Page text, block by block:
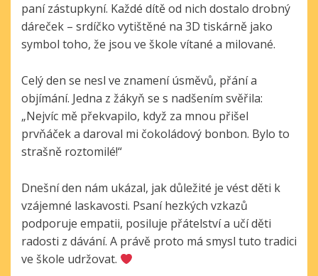
paní zástupkyní. Každé dítě od nich dostalo drobný
dáreček – srdíčko vytištěné na 3D tiskárně jako
symbol toho, že jsou ve škole vítané a milované.
Celý den se nesl ve znamení úsměvů, přání a
objímání. Jedna z žákyň se s nadšením svěřila:
„Nejvíc mě překvapilo, když za mnou přišel
prvňáček a daroval mi čokoládový bonbon. Bylo to
strašně roztomilé!“
Dnešní den nám ukázal, jak důležité je vést děti k
vzájemné laskavosti. Psaní hezkých vzkazů
podporuje empatii, posiluje přátelství a učí děti
radosti z dávání. A právě proto má smysl tuto tradici
ve škole udržovat.